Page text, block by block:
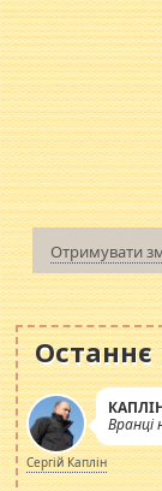
Отримувати
Останнє
Вранці
Сергій Каплін